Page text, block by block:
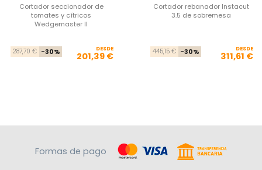
Cortador seccionador de
tomates y cítricos
Wedgemaster II
Precio base
287,70 € -30% Precio
DESDE
201,39 €
Cortador rebanador Instacut
3.5 de sobremesa
445,15 € -30% DESDE
311,61 €
Formas de pago